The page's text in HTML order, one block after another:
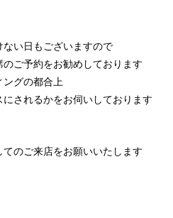
い日もございますので
ご予約をお勧めしております
ングの都合上
されるかをお伺いしております
のご来店をお願いいたします